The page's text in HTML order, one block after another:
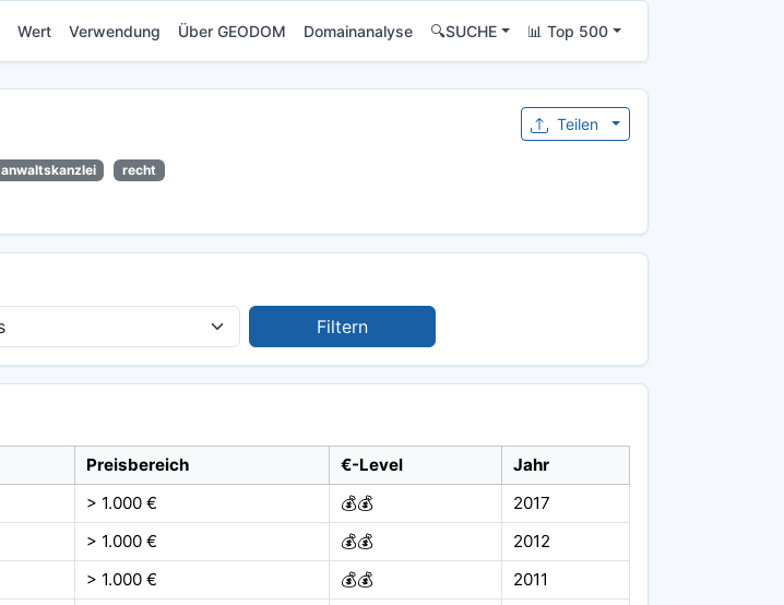
Wert Verwendung Über GEODOM Domainanalyse 🔍SUCHE 📊 Top 500
anwaltskanzlei recht
Teilen
Filtern
Preisbereich €-Level
Jahr
> 1.000 € 💰💰
2017
> 1.000 € 💰💰
2012
> 1.000 € 💰💰
2011